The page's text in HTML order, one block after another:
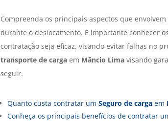
Compreenda os principais aspectos que
durante o deslocamento. É importante conhecer
contratação seja eficaz, visando evitar falhas no
transporte de cargaem Mâncio Limavisando
seguir.
Quanto custa contratar um Seguro de cargaem
Conheça os principais benefícios de contratar